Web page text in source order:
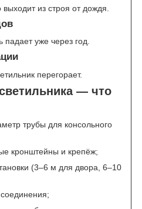
из строя от дождя.
уже через год.
перегорает.
— что
трубы для консольного
кронштейны и крепёж;
(3–6 м для двора, 6–10